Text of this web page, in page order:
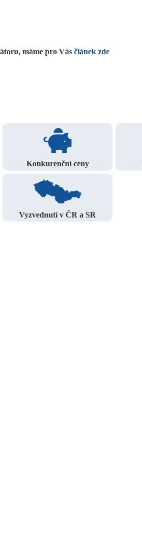
máme pro Vás článek zde
Konkurenční ceny
Vyzvednutí v ČR a SR